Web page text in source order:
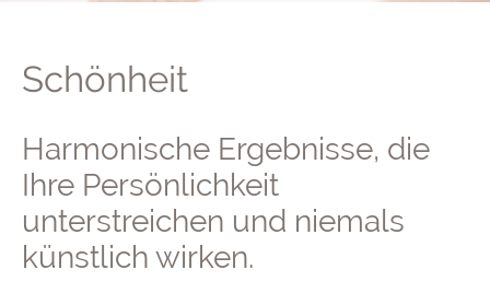
Schönheit
Harmonische Ergebnisse, die
Ihre Persönlichkeit
unterstreichen und niemals
künstlich wirken.